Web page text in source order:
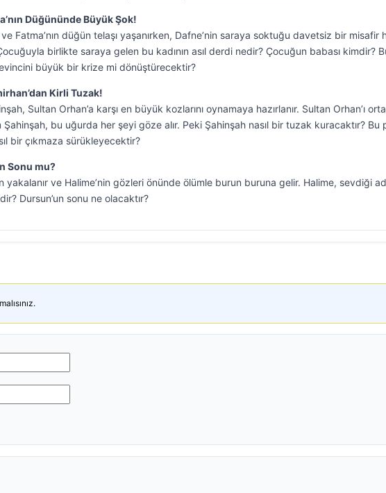
Düğününde Büyük Şok!
Fatma’nın düğün telaşı yaşanırken, Dafne’nin saraya soktuğu davetsiz bir misafir
birlikte saraya gelen bu kadının asıl derdi nedir? Çocuğun babası kimdir?
büyük bir krize mi dönüştürecektir?
Kirli Tuzak!
Sultan Orhan’a karşı en büyük kozlarını oynamaya hazırlanır. Sultan Orhan’ı
Şahinşah, bu uğurda her şeyi göze alır. Peki Şahinşah nasıl bir tuzak kuracaktır? Bu
bir çıkmaza sürükleyecektir?
Sonu mu?
yakalanır ve Halime’nin gözleri önünde ölümle burun buruna gelir. Halime, sevdiği
Dursun’un sonu ne olacaktır?